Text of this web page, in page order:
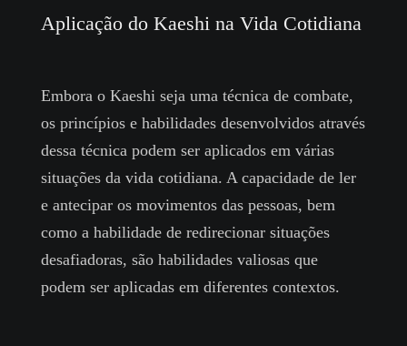
Aplicação do Kaeshi na Vida Cotidiana
Embora o Kaeshi seja uma técnica de combate,
os princípios e habilidades desenvolvidos através
dessa técnica podem ser aplicados em várias
situações da vida cotidiana. A capacidade de ler
e antecipar os movimentos das pessoas, bem
como a habilidade de redirecionar situações
desafiadoras, são habilidades valiosas que
podem ser aplicadas em diferentes contextos.